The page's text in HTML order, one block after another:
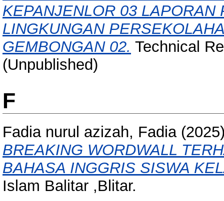
KEPANJENLOR 03
LINGKUNGAN
GEMBONGAN 02. Technical
(Unpublished)
F
Fadia nurul azizah, Fadia
BREAKING WORDWALL
BAHASA INGGRIS SISWA
Islam Balitar ,Blitar.